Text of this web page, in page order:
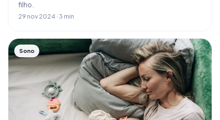
filho.
29 nov 2024 · 3 min
Sono